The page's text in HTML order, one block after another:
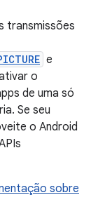
transmissões
e
o
de uma só
Se seu
o Android
sobre